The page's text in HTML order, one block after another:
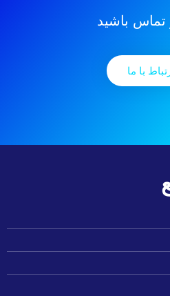
تماس باشید
با ما